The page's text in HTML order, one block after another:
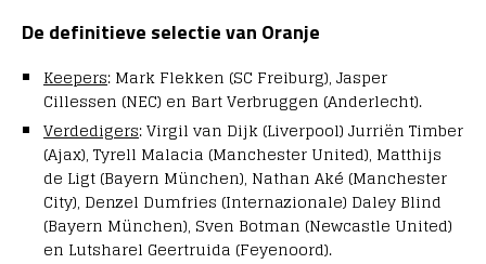
De definitieve selectie van Oranje
Keepers: Mark Flekken (SC Freiburg), Jasper
Cillessen (NEC) en Bart Verbruggen (Anderlecht).
Verdedigers: Virgil van Dijk (Liverpool) Jurriën Timber
(Ajax), Tyrell Malacia (Manchester United), Matthijs
de Ligt (Bayern München), Nathan Aké (Manchester
City), Denzel Dumfries (Internazionale) Daley Blind
(Bayern München), Sven Botman (Newcastle United)
en Lutsharel Geertruida (Feyenoord).